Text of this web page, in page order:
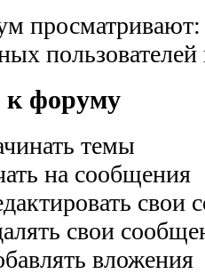
просматривают:
к форуму
темы
на сообщения
свои
свои
вложения